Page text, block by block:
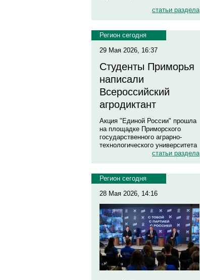
статьи раздела
Регион сегодня
29 Мая 2026, 16:37
Студенты Приморья
написали
Всероссийский
агродиктант
Акция "Единой России" прошла
на площадке Приморского
государственного аграрно-
технологического университета
статьи раздела
Регион сегодня
28 Мая 2026, 14:16